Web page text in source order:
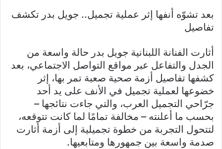
بعد تشوّه أنفها إثر عملية تجميل.. جويل بدر تكشف
تفاصيل
أثارت الفنانة اللبنانية جويل بدر حالة واسعة من
الجدل والتفاعل عبر مواقع التواصل الاجتماعي، بعد
كشفها تفاصيل أزمة صحية صعبة تمر بها، إثر
خضوعها لعملية تجميل في الأنف على يد أحد
جرّاحي التجميل العرب، والتي جاءت نتائجها –
بحسب ما أعلنته – مخالفة تمامًا لما كانت تتوقعه،
لتتحول التجربة من خطوة تجميلية إلى أزمة أثارت
صدمة واسعة بين جمهورها ومتابعيها.